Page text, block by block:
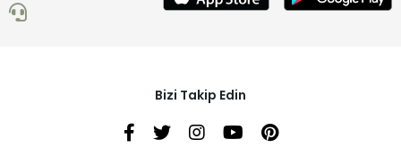
Bizi Takip Edin